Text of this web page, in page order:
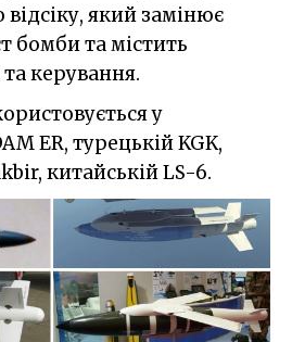
який замінює
бомби та містить
та керування.
у
ER, турецькій KGK,
китайській LS-6.